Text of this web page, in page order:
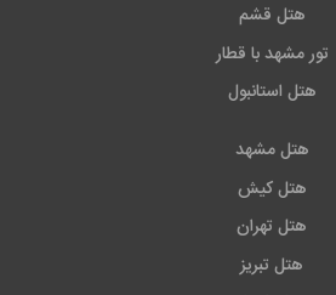
هتل قشم
تور مشهد با قطار
هتل استانبول
هتل مشهد
هتل کیش
هتل تهران
هتل تبریز